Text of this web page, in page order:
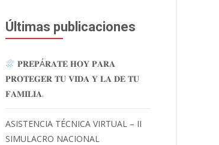
Últimas publicaciones
𝐏𝐑𝐄𝐏Á𝐑𝐀𝐓𝐄 𝐇𝐎𝐘 𝐏𝐀𝐑𝐀
𝐏𝐑𝐎𝐓𝐄𝐆𝐄𝐑 𝐓𝐔 𝐕𝐈𝐃𝐀 𝐘 𝐋𝐀 𝐃𝐄 𝐓𝐔
𝐅𝐀𝐌𝐈𝐋𝐈𝐀.
ASISTENCIA TÉCNICA VIRTUAL – II
SIMULACRO NACIONAL